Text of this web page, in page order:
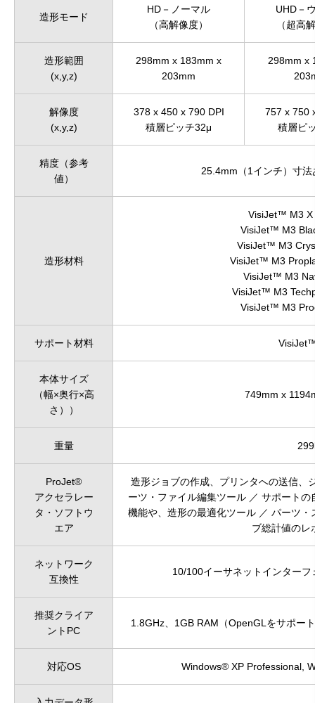
造形モード
HD－ノーマル
（高解像度）
UHD－
（超高
造形範囲
(x,y,z)
298mm x 183mm x
203mm
298mm x
解像度
(x,y,z)
378 x 450 x 790 DPI
積層ピッチ32μ
757 x 750
積層ピ
精度（参考
値）
25.4mm（1インチ）寸
造形材料
VisiJet™ M3 X
VisiJet™ M3
VisiJet™ M3
VisiJet™ M3
VisiJet™ M3
VisiJet™ M3
VisiJet™ M3
サポート材料
本体サイズ
（幅×奥行×高
さ））
749mm x
重量
ProJet®
アクセラレー
タ・ソフトウ
エア
造形ジョブの作成、プリンタへの送信、
ーツ・ファイル編集ツール ／ サポート
機能や、造形の最適化ツール ／ パーツ
ブ総計値のレ
ネットワーク
互換性
10/100イーサネットインター
推奨クライア
ントPC
1.8GHz、1GB RAM（OpenGLをサポー
対応OS Windows® XP Professional,